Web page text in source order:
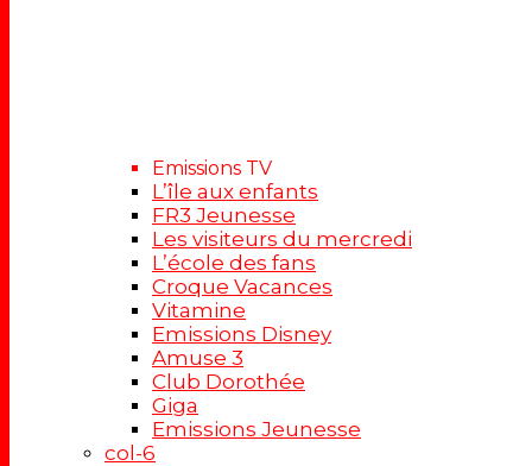
Emissions TV
L’île aux enfants
FR3 Jeunesse
Les visiteurs du mercredi
L’école des fans
Croque Vacances
Vitamine
Emissions Disney
Amuse 3
Club Dorothée
Giga
Emissions Jeunesse
col-6